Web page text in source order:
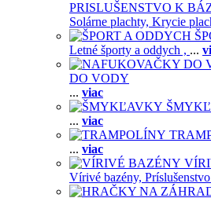
PRISLUŠENSTVO K
Solárne plachty, Krycie
Letné športy a oddych , ...
DO VODY
... viac
... viac
... viac
Vírivé bazény,